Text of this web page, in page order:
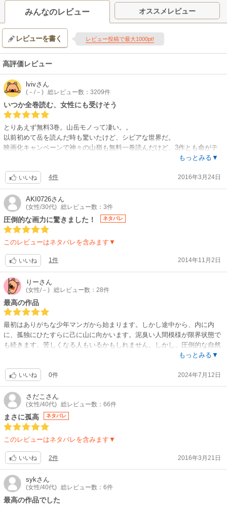
みんなのレビュー オススメレビュー
レビューを書く レビュー投稿で最大1000pt!
高評価レビュー
lvivさん
(－/－) 総レビュー数：3209件
いつか全巻読む、女性にも受けそう
とりあえず無料3巻。山岳モノって凄い。。
以前初めて岳を読んだ時も驚いたけど、シビアな世界だ。
映画化キャンペーンで神々の山嶺も無料一巻読んだけど、3作とも命がテ
の判断で、2つの命のうち1つを選ばなきゃいけなかったり、怪我人や死体
を担いで移動したり。
極限状況でパニックにならず、冷静な判断力。
超人的な技術や体力だけでなく、精神力の強さがハンパなく必要だなと衝
撃の世界だ。
主人公は協調性に欠ける、超ネガティブなボッチ君。
それでいてイケメン、指だけで岩壁をスイスイ登る、ストイックなカッコ
綺麗な作画は3作中一番女性読者受けが良さそうな。
（3巻までで）性格もストーリーも超ネガティブで重いので、ハッピーが
好きな人にはあわなかも？
アクの強そうなキャラ&ストーリー展開。かなり読み応えがあって面白そ
う。
これは全巻読みたい（というか、山岳3作とも全巻読破したい）
一冊買ったら全巻欲しいし。
完読だけならレンタルでいいし、割引待つか?ちょい検討中。
ボッチの主人公君、神々の山嶺の孤高の天才クライマーとキャラに近いと
ころがある。
アチラはリアリティの高い作画&ストーリーで、実在モデルもいるらし
い。
この主人公も同じ人が参考になってるのかも?
ついでに岳の主人公は、底抜け明るいボランティア精神旺盛のドライなお
気楽キャラ（彼の割り切りの強さは尊敬に値する）。真逆なのが面白
い。。
もっとみる▼
いいね 4件 2016年3月24日
AKI0726さん
(女性/30代) 総レビュー数：3件
圧倒的な画力に驚きました！ ネタバレ
このレビューはネタバレを含みます▼
いいね 1件 2014年11月2日
りーさん
(女性/－) 総レビュー数：28件
最高の作品
最初はありがちな少年マンガから始まります。しかし途中から、内に内
に、孤独にひたすらに己に山に向かいます。泥臭い人間模様が限界状態で
も続きます。苦しくなる人もいるかもしれません。しかし、圧倒的な自然
の美しさがそれを少し解放してくれます。惜しむべきは自分は別のマンガ
た…。
なぜそんな危ない山に登るのか、など愚問なのでしょう。そう思わされま
す。最後に、好きなことをしながらしを迎えることは、登山家にとっては
この上なく屈辱的ことなのではないか、などと考えを巡らせてしまいま
す。素晴らしい本をありがとうございました。
もっとみる▼
いいね 0件 2024年7月12日
さだこ さん
(女性/40代) 総レビュー数：66件
まさに孤高 ネタバレ
このレビューはネタバレを含みます▼
いいね 2件 2016年3月21日
sykさん
(女性/40代) 総レビュー数：6件
最高の作品でした